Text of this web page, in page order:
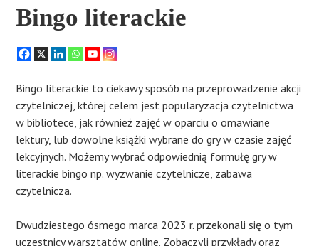
Bingo literackie
Bingo literackie to ciekawy sposób na przeprowadzenie akcji
czytelniczej, której celem jest popularyzacja czytelnictwa
w bibliotece, jak również zajęć w oparciu o omawiane
lektury, lub dowolne książki wybrane do gry w czasie zajęć
lekcyjnych. Możemy wybrać odpowiednią formułę gry w
literackie bingo np. wyzwanie czytelnicze, zabawa
czytelnicza.
Dwudziestego ósmego marca 2023 r. przekonali się o tym
uczestnicy warsztatów online. Zobaczyli przykłady oraz